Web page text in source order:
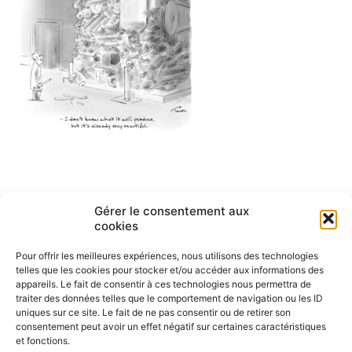
Gérer le consentement aux
cookies
Pour offrir les meilleures expériences, nous utilisons des technologies
telles que les cookies pour stocker et/ou accéder aux informations des
appareils. Le fait de consentir à ces technologies nous permettra de
traiter des données telles que le comportement de navigation ou les ID
uniques sur ce site. Le fait de ne pas consentir ou de retirer son
consentement peut avoir un effet négatif sur certaines caractéristiques
et fonctions.
Navigation
de
l’article
ARTICLE PRÉCÉDENT
English cartoons by Tesson-1